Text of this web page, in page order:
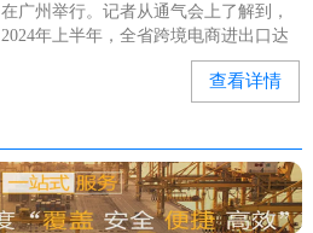
在广州举行。记者从通气会上了解到，
2024年上半年，全省跨境电商进出口达
4273.4亿元。据悉，广东跨境电商进出口
从2015年的113亿元跃升至2023年查看详情